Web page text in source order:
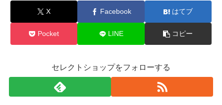
X Facebook はてブ
Pocket LINE コピー
セレクトショップをフォローする